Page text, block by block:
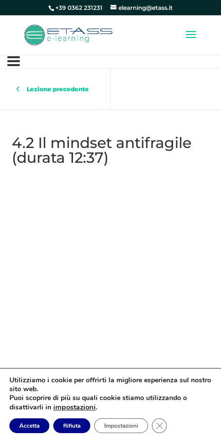
+39 0362 231231 elearning@etass.it
Lezione precedente
4.2 Il mindset antifragile
(durata 12:37)
Utilizziamo i cookie per offrirti la migliore esperienza sul nostro
sito web.
Puoi scoprire di più su quali cookie stiamo utilizzando o
disattivarli in impostazioni.
Accetta Rifiuta Impostazioni Close GDPR